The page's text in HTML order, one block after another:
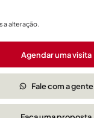
a alteração.
Agendar uma visita
Fale com a gente